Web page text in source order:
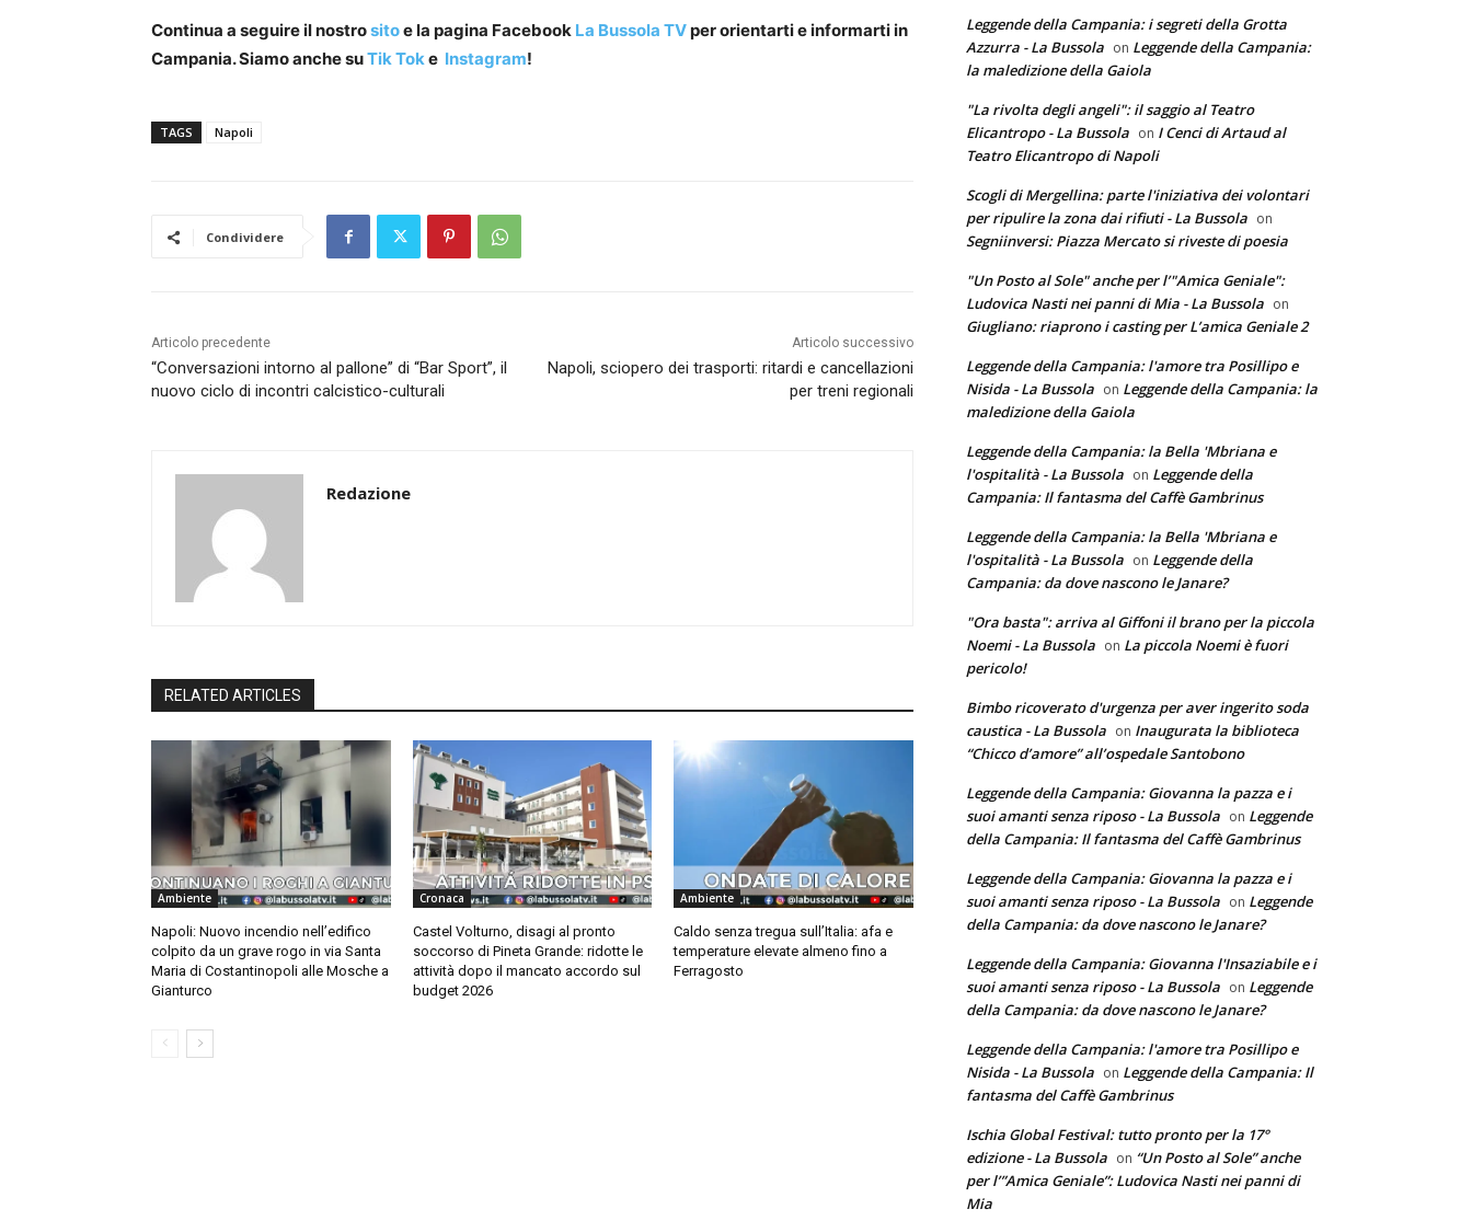
Continua a seguire il nostrositoe la pagina Facebook La Bussola TVper orientarti e informarti in
Campania. Siamo anche suTik Toke Instagram!
TAGS Napoli
Condividere
Articolo precedente
“Conversazioni intorno al pallone” di “Bar Sport”, il
nuovo ciclo di incontri calcistico-culturali
Articolo successivo
Napoli, sciopero dei trasporti: ritardi e cancellazioni
per treni regionali
Redazione
RELATED ARTICLES
Ambiente
Napoli: Nuovo incendio nell’edifico
colpito da un grave rogo in via Santa
Maria di Costantinopoli alle Mosche a
Gianturco
Cronaca
Castel Volturno, disagi al pronto
soccorso di Pineta Grande: ridotte le
attività dopo il mancato accordo sul
budget 2026
Ambiente
Caldo senza tregua sull’Italia: afa e
temperature elevate almeno fino a
Ferragosto
Leggende della Campania: i segreti della Grotta
Azzurra - La Bussola on Leggende della Campania:
la maledizione della Gaiola
"La rivolta degli angeli": il saggio al Teatro
Elicantropo - La Bussola on I Cenci di Artaud al
Teatro Elicantropo di Napoli
Scogli di Mergellina: parte l'iniziativa dei volontari
per ripulire la zona dai rifiuti - La Bussola on
Segniinversi: Piazza Mercato si riveste di poesia
"Un Posto al Sole" anche per l’"Amica Geniale":
Ludovica Nasti nei panni di Mia - La Bussola on
Giugliano: riaprono i casting per L’amica Geniale 2
Leggende della Campania: l'amore tra Posillipo e
Nisida - La Bussola on Leggende della Campania: la
maledizione della Gaiola
Leggende della Campania: la Bella 'Mbriana e
l'ospitalità - La Bussola on Leggende della
Campania: Il fantasma del Caffè Gambrinus
Leggende della Campania: la Bella 'Mbriana e
l'ospitalità - La Bussola on Leggende della
Campania: da dove nascono le Janare?
"Ora basta": arriva al Giffoni il brano per la piccola
Noemi - La Bussola on La piccola Noemi è fuori
pericolo!
Bimbo ricoverato d'urgenza per aver ingerito soda
caustica - La Bussola on Inaugurata la biblioteca
“Chicco d’amore” all’ospedale Santobono
Leggende della Campania: Giovanna la pazza e i
suoi amanti senza riposo - La Bussola on Leggende
della Campania: Il fantasma del Caffè Gambrinus
Leggende della Campania: Giovanna la pazza e i
suoi amanti senza riposo - La Bussola on Leggende
della Campania: da dove nascono le Janare?
Leggende della Campania: Giovanna l'Insaziabile e i
suoi amanti senza riposo - La Bussola on Leggende
della Campania: da dove nascono le Janare?
Leggende della Campania: l'amore tra Posillipo e
Nisida - La Bussola on Leggende della Campania: Il
fantasma del Caffè Gambrinus
Ischia Global Festival: tutto pronto per la 17°
edizione - La Bussola on “Un Posto al Sole” anche
per l’”Amica Geniale”: Ludovica Nasti nei panni di
Mia